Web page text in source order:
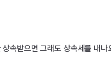
속받으면 그래도 상속세를 내나